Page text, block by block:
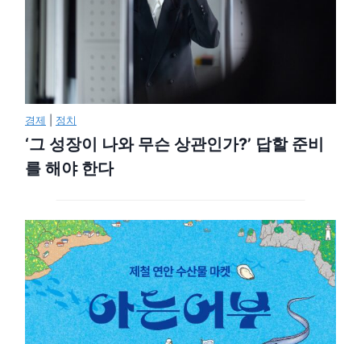
경제 정치
‘그 성장이 나와 무슨 상관인가?’ 답할 준비
를 해야 한다